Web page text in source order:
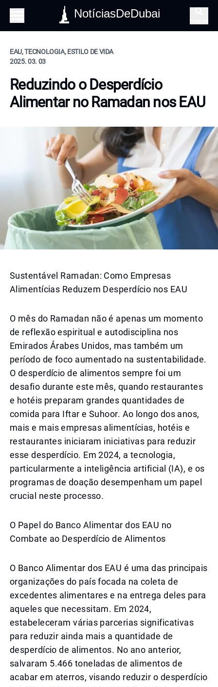
NotíciasDeDubai
EAU, TECNOLOGIA, ESTILO DE VIDA
2025. 03. 03
Reduzindo o Desperdício
Alimentar no Ramadan nos EAU
Sustentável Ramadan: Como Empresas
Alimentícias Reduzem Desperdício nos EAU
O mês do Ramadan não é apenas um momento
de reflexão espiritual e autodisciplina nos
Emirados Árabes Unidos, mas também um
período de foco aumentado na sustentabilidade.
O desperdício de alimentos sempre foi um
desafio durante este mês, quando restaurantes
e hotéis preparam grandes quantidades de
comida para Iftar e Suhoor. Ao longo dos anos,
mais e mais empresas alimentícias, hotéis e
restaurantes iniciaram iniciativas para reduzir
esse desperdício. Em 2024, a tecnologia,
particularmente a inteligência artificial (IA), e os
programas de doação desempenham um papel
crucial neste processo.
O Papel do Banco Alimentar dos EAU no
Combate ao Desperdício de Alimentos
O Banco Alimentar dos EAU é uma das principais
organizações do país focada na coleta de
excedentes alimentares e na entrega deles para
aqueles que necessitam. Em 2024,
estabeleceram várias parcerias significativas
para reduzir ainda mais a quantidade de
desperdício de alimentos. No ano anterior,
salvaram 5.466 toneladas de alimentos de
acabar em aterros, visando reduzir o desperdício